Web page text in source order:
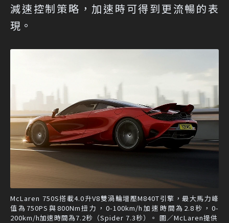
減速控制策略，加速時可得到更流暢的表
現。
McLaren 750S搭載4.0升V8雙渦輪增壓M840T引擎，最大馬力峰
值為750PS與800Nm扭力，0-100km/h加速時間為2.8秒，0-
200km/h加速時間為7.2秒（Spider 7.3秒）。 圖／McLaren提供